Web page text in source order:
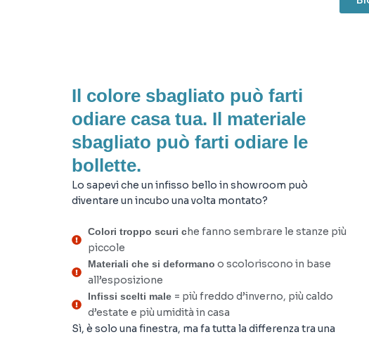
Il colore sbagliato può farti
odiare casa tua. Il materiale
sbagliato può farti odiare le
bollette.
Lo sapevi che un infisso bello in showroom può
diventare un incubo una volta montato?
Colori troppo scuri che fanno sembrare le stanze più
piccole
Materiali che si deformano o scoloriscono in base
all’esposizione
Infissi scelti male = più freddo d’inverno, più caldo
d’estate e più umidità in casa
Sì, è solo una finestra, ma fa tutta la differenza tra una